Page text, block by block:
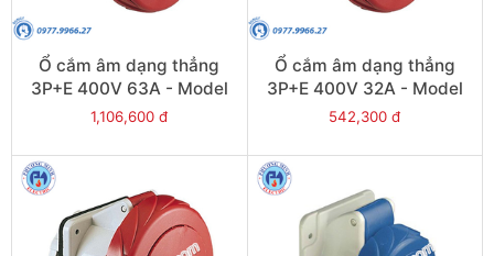
Ổ cắm âm dạng thẳng
3P+E 400V 63A - Model
81682
1,106,600 đ
Ổ cắm âm dạng thẳng
3P+E 400V 32A - Model
PKF32G734
542,300 đ